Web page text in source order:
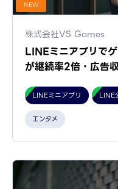
NEW
株式会社VS Games
LINEミニアプリで
が継続率2倍・広告
LINEミニアプリ LINE
エンタメ